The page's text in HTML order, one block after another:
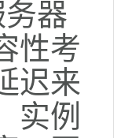
器
性考
迟来
实例